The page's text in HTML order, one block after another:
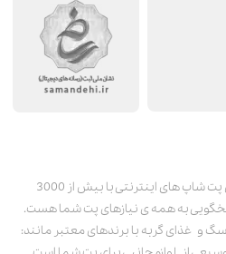
پت استور به عنوان یکی از قدیمی‌ترین پت شاپ های اینترنتی با بیش از 3000
به همه ی نیازهای پت شما هست.
و غذای گربه با برندهای معتبر مانند: